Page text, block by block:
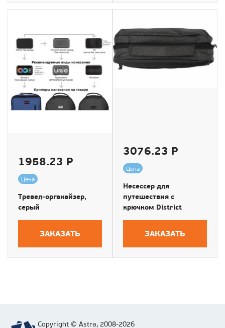
1958.23 Р
Цена
Тревел-органайзер,
серый
ЗАКАЗАТЬ
3076.23 Р
Цена
Несессер для
путешествия с
крючком District
ЗАКАЗАТЬ
Copyright © Astra, 2008-2026